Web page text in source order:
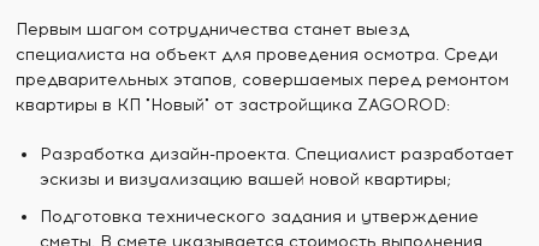
Первым шагом сотрудничества станет выезд
специалиста на объект для проведения осмотра. Среди
предварительных этапов, совершаемых перед ремонтом
квартиры в КП "Новый" от застройщика ZAGOROD:
Разработка дизайн-проекта. Специалист разработает
эскизы и визуализацию вашей новой квартиры;
Подготовка технического задания и утверждение
сметы. В смете указывается стоимость выполнения